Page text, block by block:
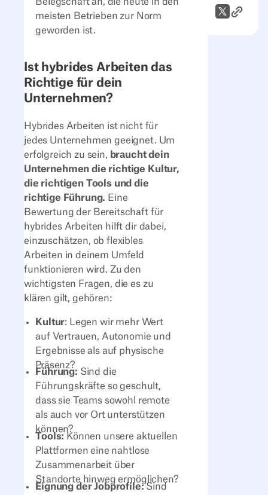
X (Twitter)
Link
meisten Betrieben zur Norm
geworden ist.
Ist hybrides Arbeiten das
Richtige für dein
Unternehmen?
Hybrides Arbeiten ist nicht für
jedes Unternehmen geeignet. Um
erfolgreich zu sein, braucht dein
Unternehmen die richtige Kultur,
die richtigen Tools und die
richtige Führung. Eine
Bewertung der Bereitschaft für
hybrides Arbeiten hilft dir dabei,
einzuschätzen, ob flexibles
Arbeiten in deinem Umfeld
funktionieren wird. Zu den
wichtigsten Fragen, die es zu
klären gilt, gehören:
Kultur: Legen wir mehr Wert
auf Vertrauen, Autonomie und
Ergebnisse als auf physische
Präsenz?
Führung: Sind die
Führungskräfte so geschult,
dass sie Teams sowohl remote
als auch vor Ort unterstützen
können?
Tools: Können unsere aktuellen
Plattformen eine nahtlose
Zusammenarbeit über
Standorte hinweg ermöglichen?
Eignung der Jobprofile:Sind